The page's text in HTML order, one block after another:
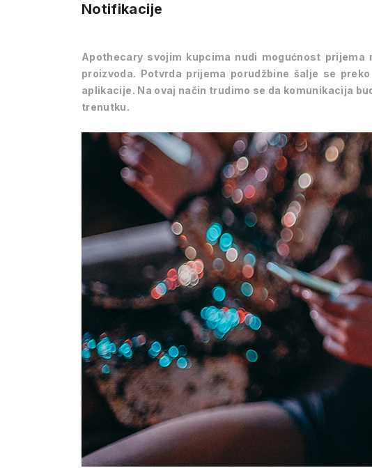
Notifikacije
Apothecary svojim kupcima nudi mogućnost
proizvoda. Potvrda prijema porudžbine šalje se
aplikacije. Na ovaj način trudimo se da komunikacija
trenutku.